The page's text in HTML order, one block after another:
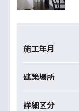
施工年月
建築場所
詳細区分